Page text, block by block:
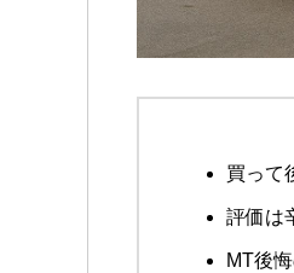
買って
評価は
MT後